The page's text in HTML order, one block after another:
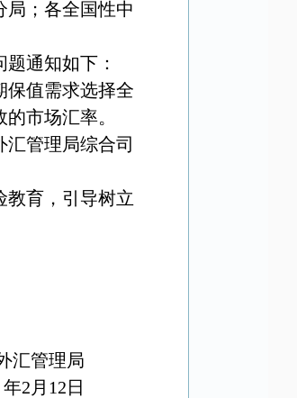
局；各全国性中
通知如下：
保值需求选择全
市场汇率。
管理局综合司
教育，引导树立
汇管理局
年2 月 12 日